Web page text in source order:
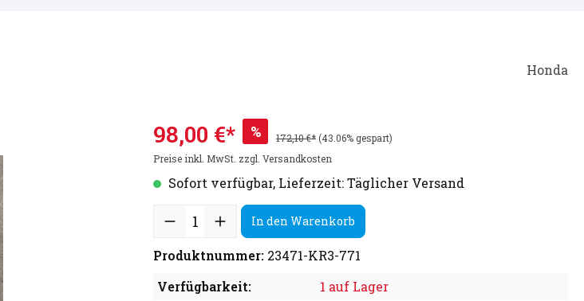
Honda
98,00 €* % 172,10 €*(43.06% gespart)
Preise inkl. MwSt. zzgl. Versandkosten
Sofort verfügbar, Lieferzeit: Täglicher Versand
In den Warenkorb
Produktnummer: 23471-KR3-771
Verfügbarkeit:
1 auf Lager